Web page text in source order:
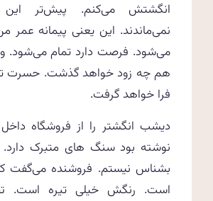
انگشتش می‌کنم. پیش‌تر این
نمی‌ماندند. این یعنی پیمانه عمر
می‌شود. فرصت دارد تمام می‌شود.
هم چه زود خواهد گذشت. حسرت
فرا خواهد گرفت.
دیشب انگشتر را از فروشگاه
نوشته بود سنگ های متبرک‌
بشناس نیستم. فروشنده می‌گفت
است. رنگش خیلی تیره است.